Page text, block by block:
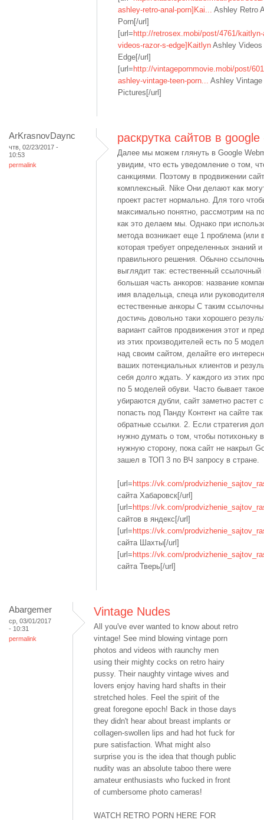
ashley-retro-anal-porn]Kai... Ashley Retro
Porn[/url]
[url= http://retrosex.mobi/post/4761/
videos-razor-s-edge]Kaitlyn Ashley Videos
Edge[/url]
[url= http://vintagepornmovie.mobi/post/
ashley-vintage-teen-porn... Ashley Vintage
Pictures[/url]
ArKrasnovDaync
чтв, 02/23/2017 -
10:53
permalink
раскрутка сайтов в
Далее мы можем глянуть в Google
увидим, что есть уведомление о том,
санкциями. Поэтому в продвижении
комплексный. Nike Они делают как
проект растет нормально. Для того
максимально понятно, рассмотрим на
как это делаем мы. Однако при
метода возникает еще 1 проблема (или
которая требует определенных знаний
правильного решения. Обычно
выглядит так: естественный
большая часть анкоров: название
имя владельца, спеца или
естественные анкоры С таким
достичь довольно таки хорошего
вариант сайтов продвижения этот и
из этих производителей есть по 5
над своим сайтом, делайте его
ваших потенциальных клиентов и
себя долго ждать. У каждого из этих
по 5 моделей обуви. Часто бывает
убираются дубли, сайт заметно растет
попасть под Панду Контент на сайте
обратные ссылки. 2. Если стратегия
нужно думать о том, чтобы потихоньку
нужную сторону, пока сайт не накрыл
зашел в ТОП 3 по ВЧ запросу в стране.
[url= https://vk.com/
сайта Хабаровск[/url]
[url= https://vk.com/
сайтов в яндекс[/url]
[url= https://vk.com/
сайта Шахты[/url]
[url= https://vk.com/
сайта Тверь[/url]
Abargemer
ср, 03/01/2017
- 10:31
permalink
Vintage Nudes
All you've ever wanted to know about retro
vintage! See mind blowing vintage porn
photos and videos with raunchy men
using their mighty cocks on retro hairy
pussy. Their naughty vintage wives and
lovers enjoy having hard shafts in their
stretched holes. Feel the spirit of the
great foregone epoch! Back in those days
they didn't hear about breast implants or
collagen-swollen lips and had hot fuck for
pure satisfaction. What might also
surprise you is the idea that though public
nudity was an absolute taboo there were
amateur enthusiasts who fucked in front
of cumbersome photo cameras!
WATCH RETRO PORN HERE FOR